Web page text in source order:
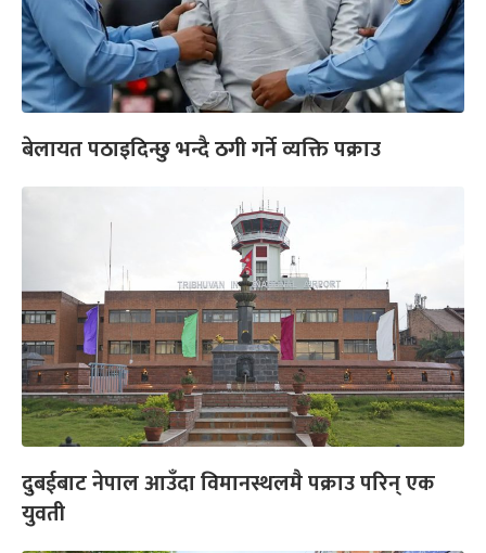
बेलायत पठाइदिन्छु भन्दै ठगी गर्ने व्यक्ति पक्राउ
दुबईबाट नेपाल आउँदा विमानस्थलमै पक्राउ परिन् एक
युवती